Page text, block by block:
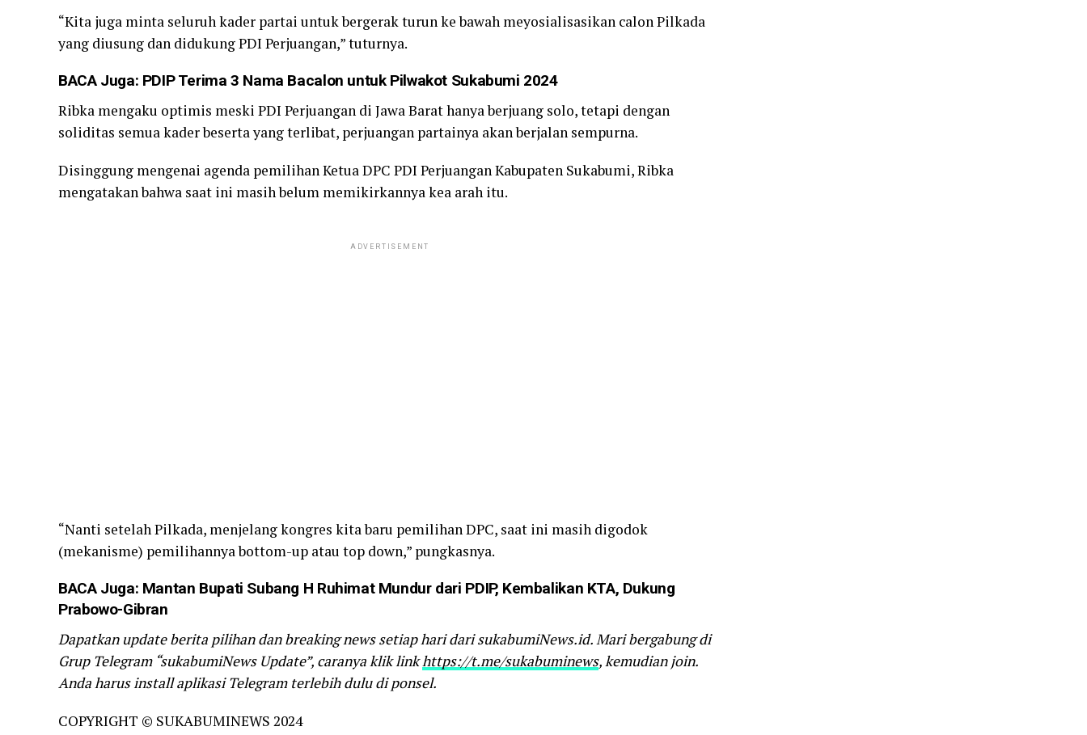
“Kita juga minta seluruh kader partai untuk bergerak turun ke bawah meyosialisasikan calon Pilkada
yang diusung dan didukung PDI Perjuangan,” tuturnya.
BACA Juga: PDIP Terima 3 Nama Bacalon untuk Pilwakot Sukabumi 2024
Ribka mengaku optimis meski PDI Perjuangan di Jawa Barat hanya berjuang solo, tetapi dengan
soliditas semua kader beserta yang terlibat, perjuangan partainya akan berjalan sempurna.
Disinggung mengenai agenda pemilihan Ketua DPC PDI Perjuangan Kabupaten Sukabumi, Ribka
mengatakan bahwa saat ini masih belum memikirkannya kea arah itu.
ADVERTISEMENT
“Nanti setelah Pilkada, menjelang kongres kita baru pemilihan DPC, saat ini masih digodok
(mekanisme) pemilihannya bottom-up atau top down,” pungkasnya.
BACA Juga: Mantan Bupati Subang H Ruhimat Mundur dari PDIP, Kembalikan KTA, Dukung
Prabowo-Gibran
Dapatkan update berita pilihan dan breaking news setiap hari dari sukabumiNews.id. Mari bergabung di
Grup Telegram “sukabumiNews Update”, caranya klik linkhttps://t.me/sukabuminews, kemudian join.
Anda harus install aplikasi Telegram terlebih dulu di ponsel.
COPYRIGHT © SUKABUMINEWS 2024